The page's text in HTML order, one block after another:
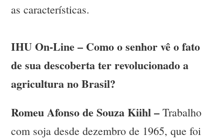
as características.
IHU On-Line – Como o senhor vê o fato
de sua descoberta ter revolucionado a
agricultura no Brasil?
Romeu Afonso de Souza Kiihl – Trabalho
com soja desde dezembro de 1965, que foi